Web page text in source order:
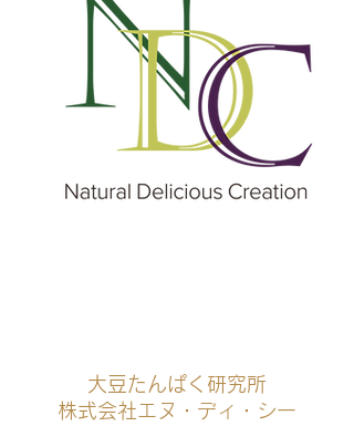
大豆たんぱく研究所
株式会社エヌ・ディ・シー